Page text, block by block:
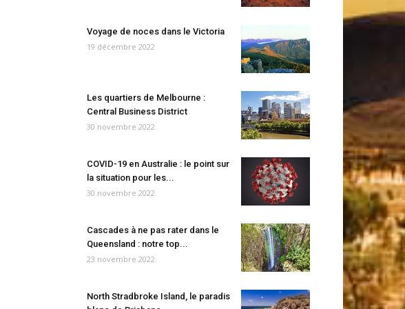
Voyage de noces dans le Victoria
19 décembre 2022
Les quartiers de Melbourne :
Central Business District
30 novembre 2022
COVID-19 en Australie : le point sur
la situation pour les...
30 novembre 2022
Cascades à ne pas rater dans le
Queensland : notre top...
23 novembre 2022
North Stradbroke Island, le paradis